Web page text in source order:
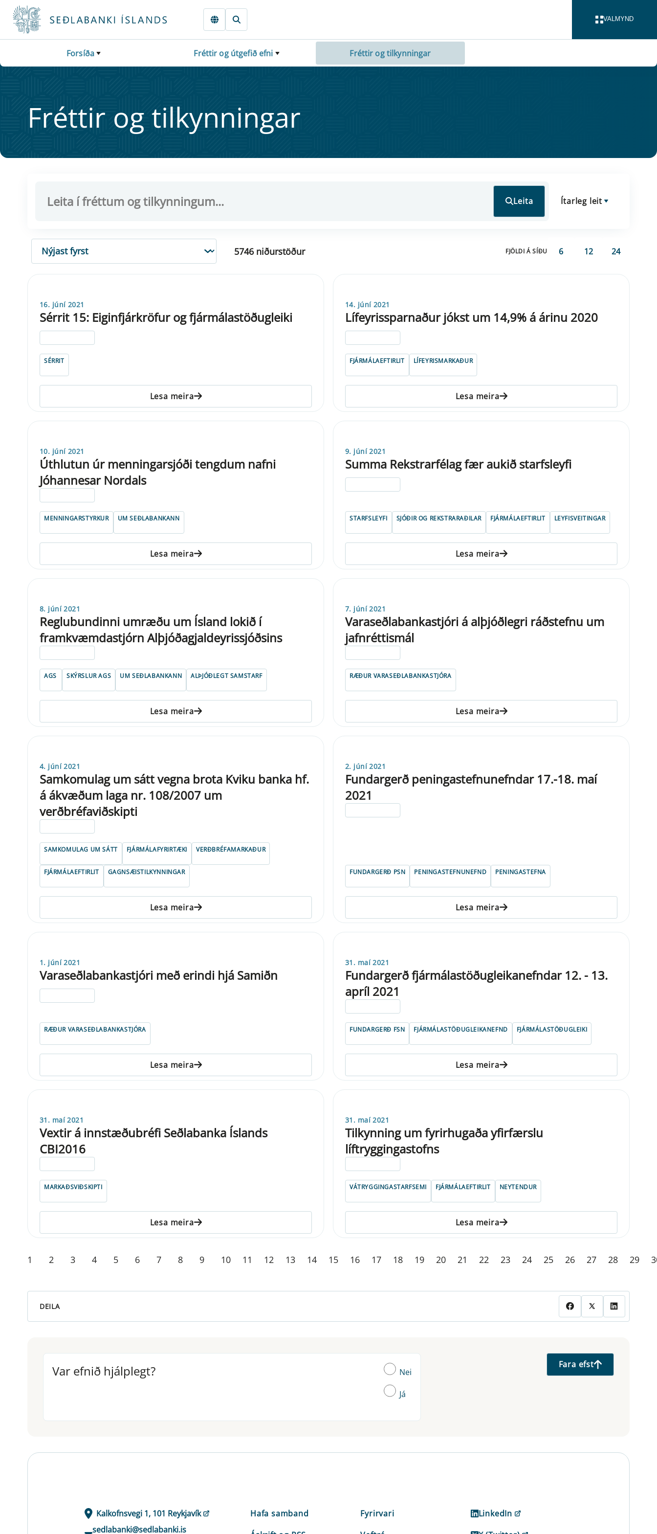
Fara beint í Meginmál
VALMYND
Forsíða Fréttir og útgefið efni Fréttir og tilkynningar
Frétt­ir og til­kynn­ing­ar
Leita Ítarleg leit
RÖÐUN
5746 niðurstöður FJÖLDI Á SÍÐU 6 12 24
16. júní 2021
Sérrit 15: Eiginfjárkröfur og fjármálastöðugleiki
SÉRRIT
Lesa meira
14. júní 2021
Lífeyrissparnaður jókst um 14,9% á árinu 2020
FJÁRMÁLAEFTIRLIT LÍFEYRISMARKAÐUR
Lesa meira
10. júní 2021
Úthlutun úr menningarsjóði tengdum nafni
Jóhannesar Nordals
MENNINGARSTYRKUR UM SEÐLABANKANN
Lesa meira
9. júní 2021
Summa Rekstrarfélag fær aukið starfsleyfi
STARFSLEYFI SJÓÐIR OG REKSTRARAÐILAR FJÁRMÁLAEFTIRLIT LEYFISVEITINGAR
Lesa meira
8. júní 2021
Reglubundinni umræðu um Ísland lokið í
framkvæmdastjórn Alþjóðagjaldeyrissjóðsins
AGS SKÝRSLUR AGS UM SEÐLABANKANN ALÞJÓÐLEGT SAMSTARF
Lesa meira
7. júní 2021
Varaseðlabankastjóri á alþjóðlegri ráðstefnu um
jafnréttismál
RÆÐUR VARASEÐLABANKASTJÓRA
Lesa meira
4. júní 2021
Samkomulag um sátt vegna brota Kviku banka hf.
á ákvæðum laga nr. 108/2007 um
verðbréfaviðskipti
SAMKOMULAG UM SÁTT FJÁRMÁLAFYRIRTÆKI VERÐBRÉFAMARKAÐUR
FJÁRMÁLAEFTIRLIT GAGNSÆISTILKYNNINGAR
Lesa meira
2. júní 2021
Fundargerð peningastefnunefndar 17.-18. maí
2021
FUNDARGERÐ PSN PENINGASTEFNUNEFND PENINGASTEFNA
Lesa meira
1. júní 2021
Varaseðlabankastjóri með erindi hjá Samiðn
RÆÐUR VARASEÐLABANKASTJÓRA
Lesa meira
31. maí 2021
Fundargerð fjármálastöðugleikanefndar 12. - 13.
apríl 2021
FUNDARGERÐ FSN FJÁRMÁLASTÖÐUGLEIKANEFND FJÁRMÁLASTÖÐUGLEIKI
Lesa meira
31. maí 2021
Vextir á innstæðubréfi Seðlabanka Íslands
CBI2016
MARKAÐSVIÐSKIPTI
Lesa meira
31. maí 2021
Tilkynning um fyrirhugaða yfirfærslu
líftryggingastofns
VÁTRYGGINGASTARFSEMI FJÁRMÁLAEFTIRLIT NEYTENDUR
Lesa meira
1 2 3 4 5 6 7 8 9 10 11 12 13 14 15 16 17 18 19 20 21 22 23 24 25 26 27 28 29
DEILA
Var efnið hjálplegt?
Var efnið hjálplegt? Nei
Já
Fara efst
Kalkofnsvegi 1, 101 Reykjavík
sedlabanki@sedlabanki.is
Hafa samband
Fyrirvari
LinkedIn